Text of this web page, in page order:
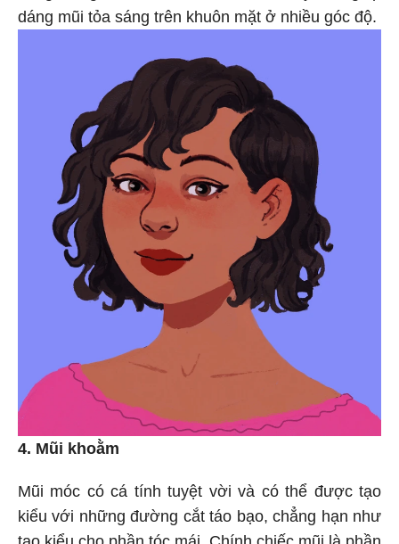
dáng mũi tỏa sáng trên khuôn mặt ở nhiều góc độ.
4. Mũi khoằm
Mũi móc có cá tính tuyệt vời và có thể được tạo
kiểu với những đường cắt táo bạo, chẳng hạn như
tạo kiểu cho phần tóc mái. Chính chiếc mũi là phần